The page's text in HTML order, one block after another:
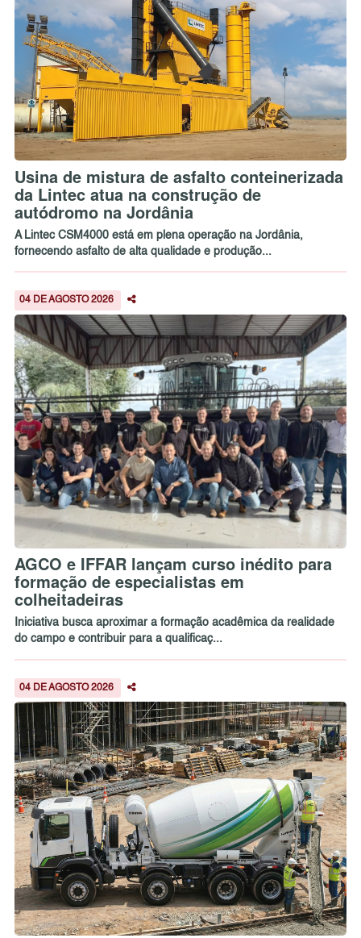
Usina de mistura de asfalto conteinerizada
da Lintec atua na construção de
autódromo na Jordânia
A Lintec CSM4000 está em plena operação na Jordânia,
fornecendo asfalto de alta qualidade e produção...
04 DE AGOSTO 2026
AGCO e IFFAR lançam curso inédito para
formação de especialistas em
colheitadeiras
Iniciativa busca aproximar a formação acadêmica da realidade
do campo e contribuir para a qualificaç...
04 DE AGOSTO 2026